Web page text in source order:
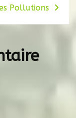
Pollutions